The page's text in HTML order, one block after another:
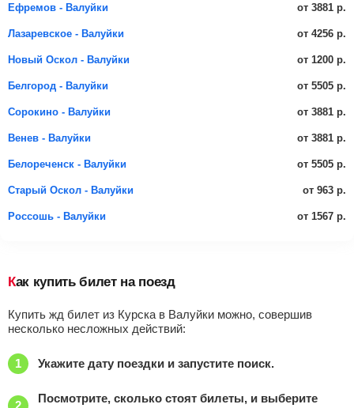
Ефремов - Валуйки от 3881 р.
Лазаревское - Валуйки от 4256 р.
Новый Оскол - Валуйки от 1200 р.
Белгород - Валуйки от 5505 р.
Сорокино - Валуйки от 3881 р.
Венев - Валуйки от 3881 р.
Белореченск - Валуйки от 5505 р.
Старый Оскол - Валуйки от 963 р.
Россошь - Валуйки от 1567 р.
Как купить билет на поезд
Купить жд билет из Курска в Валуйки можно, совершив
несколько несложных действий:
Укажите дату поездки и запустите поиск.
Посмотрите, сколько стоят билеты, и выберите